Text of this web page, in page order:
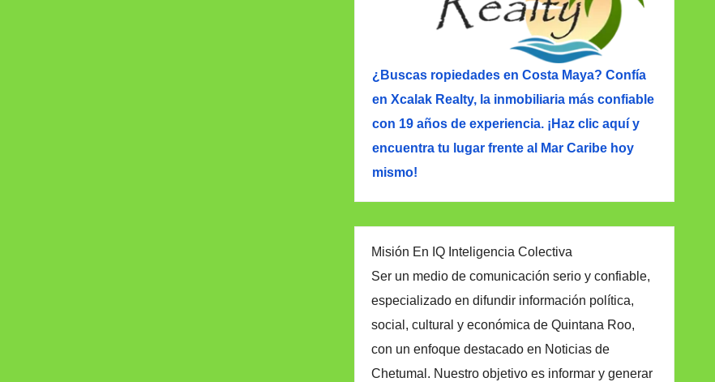
¿Buscas ropiedades en Costa Maya? Confía
en Xcalak Realty, la inmobiliaria más confiable
con 19 años de experiencia. ¡Haz clic aquí y
encuentra tu lugar frente al Mar Caribe hoy
mismo!
Misión En IQ Inteligencia Colectiva
Ser un medio de comunicación serio y confiable,
especializado en difundir información política,
social, cultural y económica de Quintana Roo,
con un enfoque destacado en Noticias de
Chetumal. Nuestro objetivo es informar y generar